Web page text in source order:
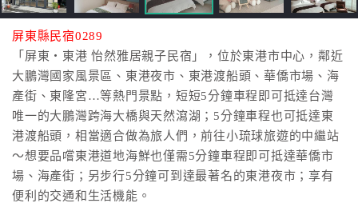
店
訂
房
HOT
特
色
民
宿
屏東縣民宿0289
「屏東‧東港 怡然雅居親子民宿」，位於東港市中心，鄰近
大鵬灣國家風景區、東港夜市、東港渡船頭、華僑市場、海
產街、東隆宮…等熱門景點，短短5分鐘車程即可抵達台灣
唯一的大鵬灣跨海大橋與天然瀉湖；5分鐘車程也可抵達東
港渡船頭，相當適合做為旅人們，前往小琉球旅遊的中繼站
～想要品嚐東港道地海鮮也僅需5分鐘車程即可抵達華僑市
場、海產街；另步行5分鐘可到達最著名的東港夜市；享有
便利的交通和生活機能。